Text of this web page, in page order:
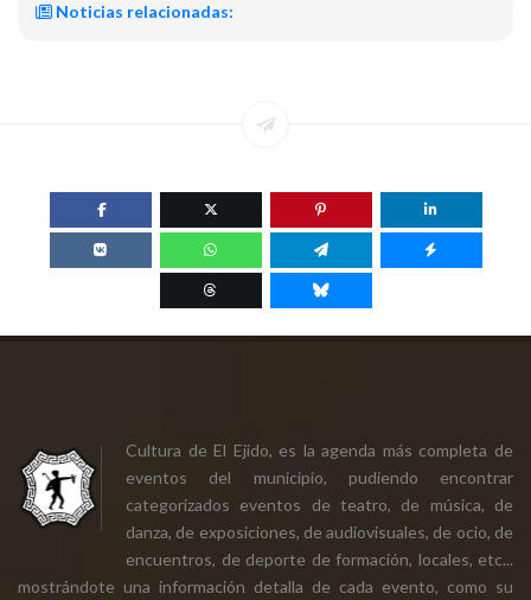
Noticias relacionadas:
Cultura de El Ejido, es la agenda más completa de
eventos del municipio, pudiendo encontrar
categorizados eventos de teatro, de música, de
danza, de exposiciones, de audiovisuales, de ocio, de
encuentros, de deporte de formación, locales, etc...
mostrándote una información detalla de cada evento, como su